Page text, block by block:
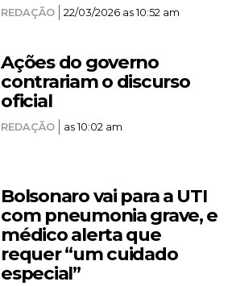
REDAÇÃO 22/03/2026 as 10:52 am
Ações do governo
contrariam o discurso
oficial
REDAÇÃO as 10:02 am
Bolsonaro vai para a UTI
com pneumonia grave, e
médico alerta que
requer “um cuidado
especial”